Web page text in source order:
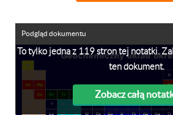
To tylko jedna z 119 stron tej notatki.
ten dokument.
Zobacz całą
Podgląd dokumentu